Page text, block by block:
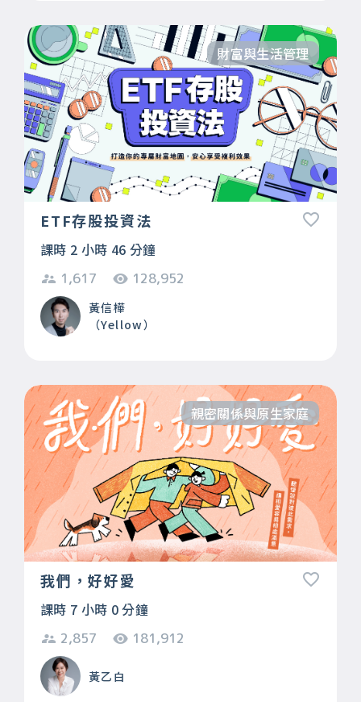
財富與生活管理
ETF存股投資法
課時 2 小時 46 分鐘
1,617 128,952
黃信樺
（Yellow）
親密關係與原生家庭
我們，好好愛
課時 7 小時 0 分鐘
2,857 181,912
黃乙白